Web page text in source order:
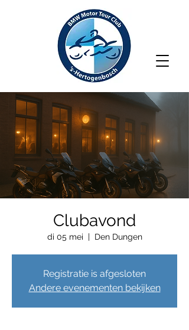
Clubavond
di 05 mei
  |
Den Dungen
Registratie is afgesloten
Andere evenementen bekijken